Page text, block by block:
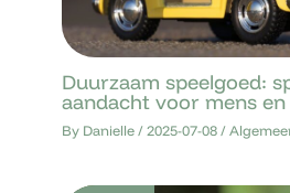
Duurzaam speelgoed:
aandacht voor mens
By Danielle/2025-07-08/